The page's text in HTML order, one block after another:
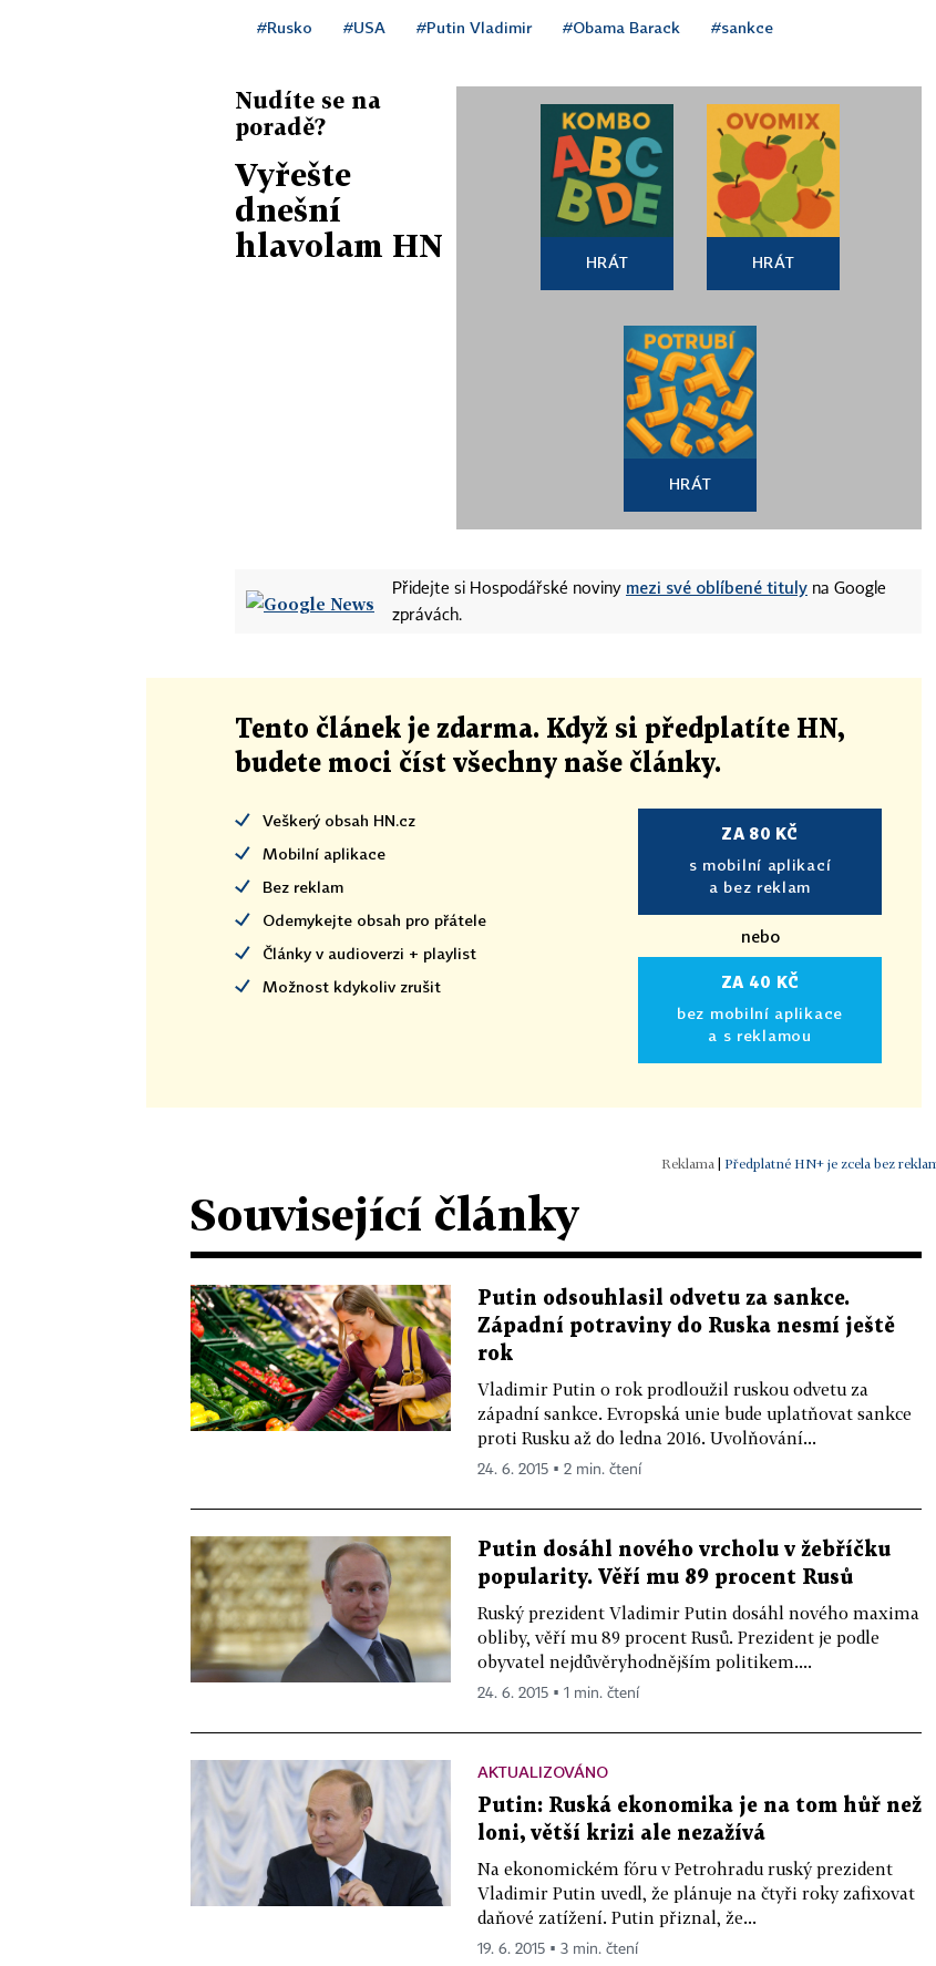
#Rusko #USA #Putin Vladimir #Obama Barack #sankce
Nudíte se na
poradě?
Vyřešte
dnešní
hlavolam HN
HRÁT HRÁT
HRÁT
Přidejte si Hospodářské noviny mezi své oblíbené tituly na Google
zprávách.
Tento článek je zdarma. Když si předplatíte HN,
budete moci číst všechny naše články.
Veškerý obsah HN.cz
Mobilní aplikace
Bez reklam
Odemykejte obsah pro přátele
Články v audioverzi + playlist
Možnost kdykoliv zrušit
ZA 80 KČ
s mobilní aplikací
a bez reklam
nebo
ZA 40 KČ
bez mobilní aplikace
a s reklamou
| Předplatné HN+ je zcela bez
Související články
Putin odsouhlasil odvetu za sankce.
Západní potraviny do Ruska nesmí ještě
rok
Vladimir Putin o rok prodloužil ruskou odvetu za
západní sankce. Evropská unie bude uplatňovat sankce
proti Rusku až do ledna 2016. Uvolňování...
24. 6. 2015 ▪ 2 min. čtení
Putin dosáhl nového vrcholu v žebříčku
popularity. Věří mu 89 procent Rusů
Ruský prezident Vladimir Putin dosáhl nového maxima
obliby, věří mu 89 procent Rusů. Prezident je podle
obyvatel nejdůvěryhodnějším politikem....
24. 6. 2015 ▪ 1 min. čtení
AKTUALIZOVÁNO
Putin: Ruská ekonomika je na tom hůř než
loni, větší krizi ale nezažívá
Na ekonomickém fóru v Petrohradu ruský prezident
Vladimir Putin uvedl, že plánuje na čtyři roky zafixovat
daňové zatížení. Putin přiznal, že...
19. 6. 2015 ▪ 3 min. čtení